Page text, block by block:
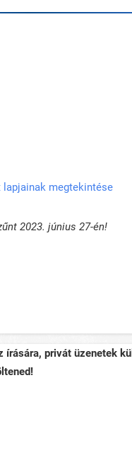
lapjainak megtekintése
2023. június 27-én!
írására, privát üzenetek